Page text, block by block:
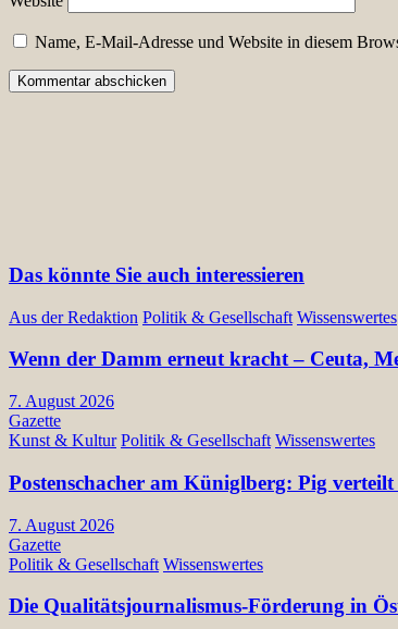
Name, E-Mail-Adresse und Website in diesem
Das könnte Sie auch interessieren
Aus der Redaktion Politik & Gesellschaft Wissenswertes
Wenn der Damm erneut kracht – Ceuta,
7. August 2026
Gazette
Kunst & Kultur Politik & Gesellschaft Wissenswertes
Postenschacher am Küniglberg: Pig
7. August 2026
Gazette
Politik & Gesellschaft Wissenswertes
Die Qualitätsjournalismus-Förderung in